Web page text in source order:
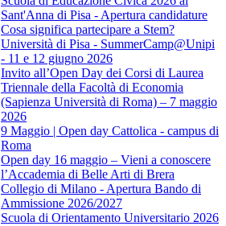
Sant'Anna di Pisa - Apertura candidature
Cosa significa partecipare a Stem?
Università di Pisa - SummerCamp@Unipi
- 11 e 12 giugno 2026
Invito all’Open Day dei Corsi di Laurea
Triennale della Facoltà di Economia
(Sapienza Università di Roma) – 7 maggio
2026
9 Maggio | Open day Cattolica - campus di
Roma
Open day 16 maggio – Vieni a conoscere
l’Accademia di Belle Arti di Brera
Collegio di Milano - Apertura Bando di
Ammissione 2026/2027
Scuola di Orientamento Universitario 2026